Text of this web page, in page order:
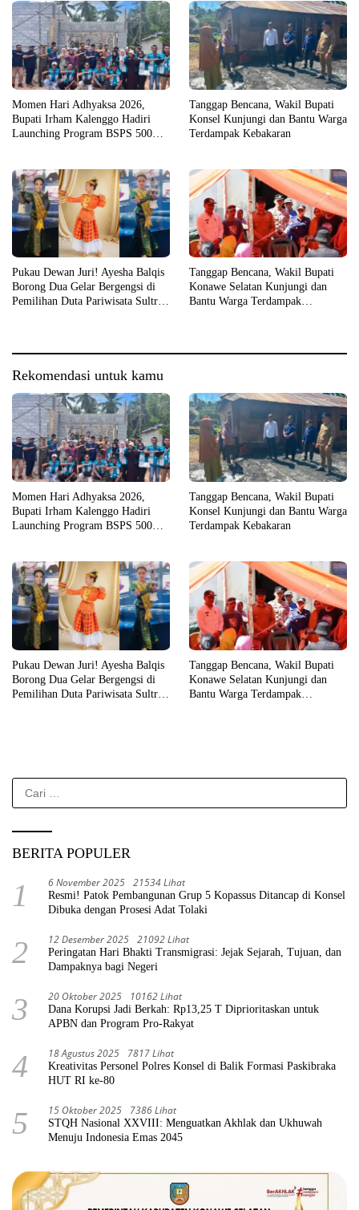
Momen Hari Adhyaksa 2026,
Bupati Irham Kalenggo Hadiri
Launching Program BSPS 500
Tanggap Bencana, Wakil Bupati
Konsel Kunjungi dan Bantu Warga
Terdampak Kebakaran
Pukau Dewan Juri! Ayesha Balqis
Borong Dua Gelar Bergengsi di
Pemilihan Duta Pariwisata Sultra
Tanggap Bencana, Wakil Bupati
Konawe Selatan Kunjungi dan
Bantu Warga Terdampak
Rekomendasi untuk kamu
Momen Hari Adhyaksa 2026,
Bupati Irham Kalenggo Hadiri
Launching Program BSPS 500
Tanggap Bencana, Wakil Bupati
Konsel Kunjungi dan Bantu Warga
Terdampak Kebakaran
Pukau Dewan Juri! Ayesha Balqis
Borong Dua Gelar Bergengsi di
Pemilihan Duta Pariwisata Sultra
Tanggap Bencana, Wakil Bupati
Konawe Selatan Kunjungi dan
Bantu Warga Terdampak
Cari
untuk:
BERITA POPULER
1 6 November 2025 21534 Lihat
Resmi! Patok Pembangunan Grup 5 Kopassus Ditancap di Konsel
Dibuka dengan Prosesi Adat Tolaki
2 12 Desember 2025 21092 Lihat
Peringatan Hari Bhakti Transmigrasi: Jejak Sejarah, Tujuan, dan
Dampaknya bagi Negeri
3 20 Oktober 2025 10162 Lihat
Dana Korupsi Jadi Berkah: Rp13,25 T Diprioritaskan untuk
APBN dan Program Pro-Rakyat
4 18 Agustus 2025 7817 Lihat
Kreativitas Personel Polres Konsel di Balik Formasi Paskibraka
HUT RI ke-80
5 15 Oktober 2025 7386 Lihat
STQH Nasional XXVIII: Menguatkan Akhlak dan Ukhuwah
Menuju Indonesia Emas 2045